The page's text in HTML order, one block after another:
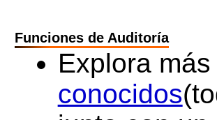
Funciones de Auditoría
Explora más
conocidos